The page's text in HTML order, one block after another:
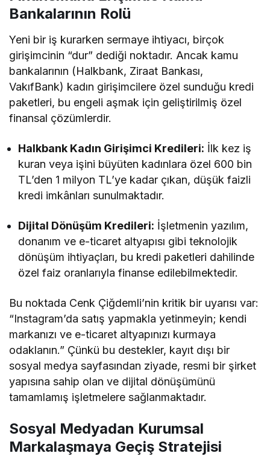
Bankalarının Rolü
Yeni bir iş kurarken sermaye ihtiyacı, birçok
girişimcinin “dur” dediği noktadır. Ancak kamu
bankalarının (Halkbank, Ziraat Bankası,
VakıfBank) kadın girişimcilere özel sunduğu kredi
paketleri, bu engeli aşmak için geliştirilmiş özel
finansal çözümlerdir.
Halkbank Kadın Girişimci Kredileri: İlk kez iş
kuran veya işini büyüten kadınlara özel 600 bin
TL’den 1 milyon TL’ye kadar çıkan, düşük faizli
kredi imkânları sunulmaktadır.
Dijital Dönüşüm Kredileri: İşletmenin yazılım,
donanım ve e-ticaret altyapısı gibi teknolojik
dönüşüm ihtiyaçları, bu kredi paketleri dahilinde
özel faiz oranlarıyla finanse edilebilmektedir.
Bu noktada Cenk Çiğdemli’nin kritik bir uyarısı var:
“Instagram’da satış yapmakla yetinmeyin; kendi
markanızı ve e-ticaret altyapınızı kurmaya
odaklanın.” Çünkü bu destekler, kayıt dışı bir
sosyal medya sayfasından ziyade, resmi bir şirket
yapısına sahip olan ve dijital dönüşümünü
tamamlamış işletmelere sağlanmaktadır.
Sosyal Medyadan Kurumsal
Markalaşmaya Geçiş Stratejisi